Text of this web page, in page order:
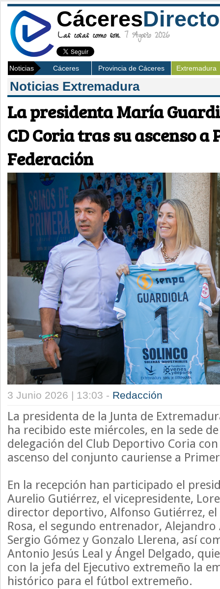
CáceresDirecto
Las cosas como son. 7 Agosto 2026
Noticias Cáceres Provincia de Cáceres Extremadura
Noticias Extremadura
La presidenta María
CD Coria tras su ascenso a
Federación
3 Junio 2026 | 13:03 - Redacción
La presidenta de la Junta de
ha recibido este miércoles, en la sede
delegación del Club Deportivo Coria
ascenso del conjunto cauriense a
En la recepción han participado el
Aurelio Gutiérrez, el vicepresidente,
director deportivo, Alfonso Gutiérrez,
Rosa, el segundo entrenador,
Sergio Gómez y Gonzalo Llerena, así
Antonio Jesús Leal y Ángel Delgado,
con la jefa del Ejecutivo extremeño la
histórico para el fútbol extremeño.